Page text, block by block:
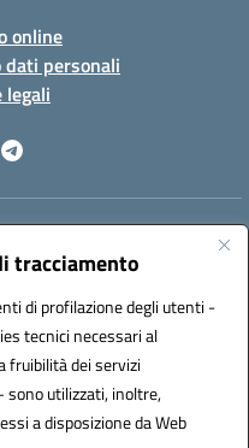
tracciamento
di profilazione degli utenti -
tecnici necessari al
fruibilità dei servizi
sono utilizzati, inoltre,
a disposizione da Web
online
personali
legali